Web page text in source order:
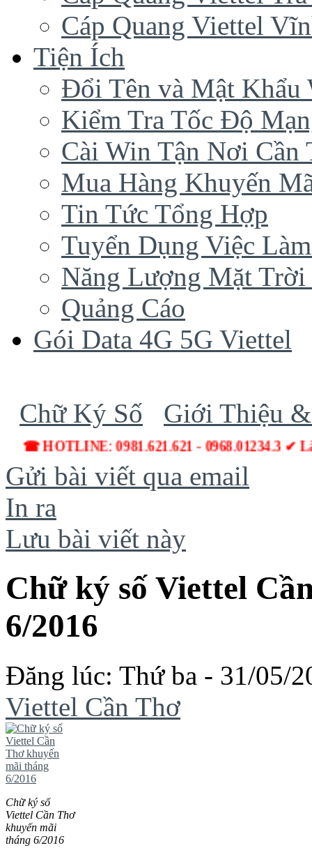
Cáp Quang Viettel
Tiện Ích
Đổi Tên và Mật Khẩu
Kiểm Tra Tốc Độ
Cài Win Tận Nơi Cần
Mua Hàng Khuyến
Tin Tức Tổng Hợp
Tuyển Dụng Việc
Năng Lượng Mặt
Quảng Cáo
Gói Data 4G 5G Viettel
Chữ Ký Số Giới Thiệu
☎ HOTLINE: 0981.621.621 - 0968.01234.3
Gửi bài viết qua email
In ra
Lưu bài viết này
Chữ ký số Viettel
6/2016
Đăng lúc: Thứ ba - 31/05/
Viettel Cần Thơ
Chữ ký số
Viettel Cần Thơ
khuyến mãi
tháng 6/2016